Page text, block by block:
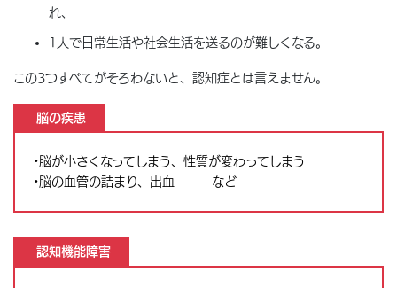
れ、
1人で日常生活や社会生活を送るのが難しくなる。
この3つすべてがそろわないと、認知症とは言えません。
脳の疾患
•脳が小さくなってしまう、性質が変わってしまう
•脳の血管の詰まり、出血 など
認知機能障害